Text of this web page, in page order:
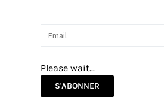
Please wait...
S'ABONNER